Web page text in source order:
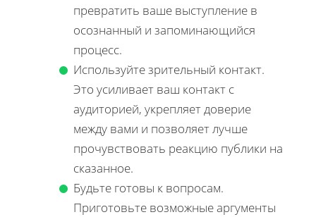
превратить ваше выступление в
осознанный и запоминающийся
процесс.
Используйте зрительный контакт.
Это усиливает ваш контакт с
аудиторией, укрепляет доверие
между вами и позволяет лучше
прочувствовать реакцию публики на
сказанное.
Будьте готовы к вопросам.
Приготовьте возможные аргументы